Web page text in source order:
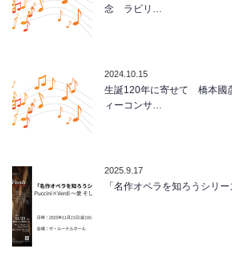
念 ラビリ…
2024.10.15
生誕120年に寄せて 橋本國
ィーコンサ…
2025.9.17
「名作オペラを知ろうシリ